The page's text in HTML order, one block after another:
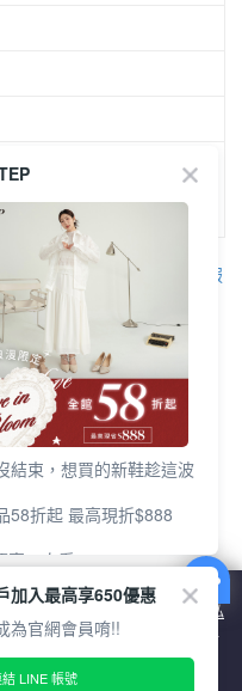
拍攝燈光環境或個人螢幕
部份色差現象，顏色以實
客服
查看全部
cookie 方式之詳情，及若您不希
設定，請參閱本網站「
隱私
表示您同意本公司得按本網站使
結束，想買的新鞋趁這波
58折起 最高現折$888
惠一次看
物最高10%回饋
定品現折200
58折起 最高現折$888
休閒鞋、涼鞋一次逛齊
加入最高享650優惠
為官網會員唷!!
LINE 帳號